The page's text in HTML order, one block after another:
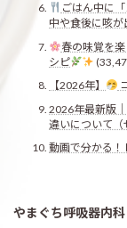
ごはん中に
中や食後に咳が
春の味覚を
シピ
【2026年】
2026年最新版
違いについて（
動画で分かる！
やまぐち呼吸器内